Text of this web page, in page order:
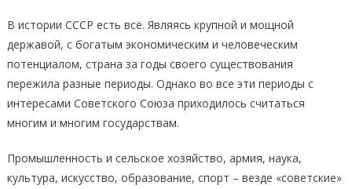
В истории СССР есть всё. Являясь крупной и мощной
державой, с богатым экономическим и человеческим
потенциалом, страна за годы своего существования
пережила разные периоды. Однако во все эти периоды с
интересами Советского Союза приходилось считаться
многим и многим государствам.
Промышленность и сельское хозяйство, армия, наука,
культура, искусство, образование, спорт – везде «советские»